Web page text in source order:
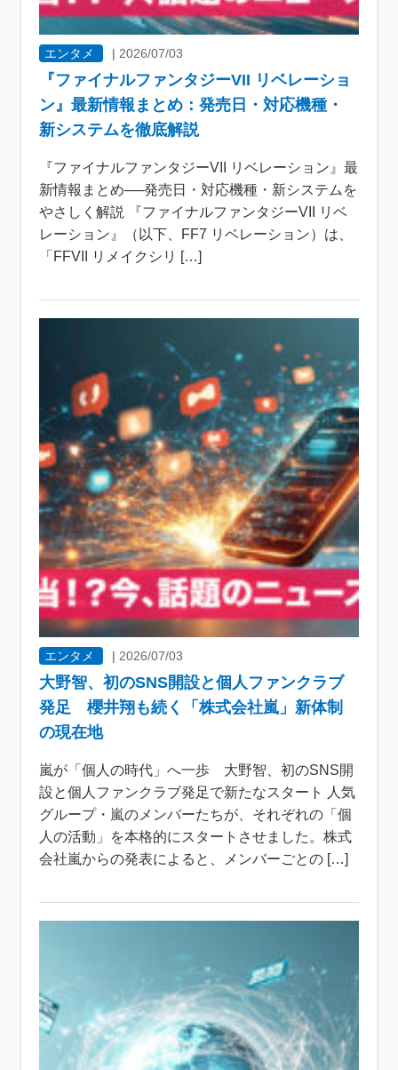
エンタメ | 2026/07/03
『ファイナルファンタジーVII リベレーショ
ン』最新情報まとめ：発売日・対応機種・
新システムを徹底解説
『ファイナルファンタジーVII リベレーション』最
新情報まとめ──発売日・対応機種・新システムを
やさしく解説 『ファイナルファンタジーVII リベ
レーション』（以下、FF7 リベレーション）は、
「FFVII リメイクシリ […]
エンタメ |2026/07/03
大野智、初のSNS開設と個人ファンクラブ
発足 櫻井翔も続く「株式会社嵐」新体制
の現在地
嵐が「個人の時代」へ一歩 大野智、初のSNS開
設と個人ファンクラブ発足で新たなスタート 人気
グループ・嵐のメンバーたちが、それぞれの「個
人の活動」を本格的にスタートさせました。株式
会社嵐からの発表によると、メンバーごとの […]